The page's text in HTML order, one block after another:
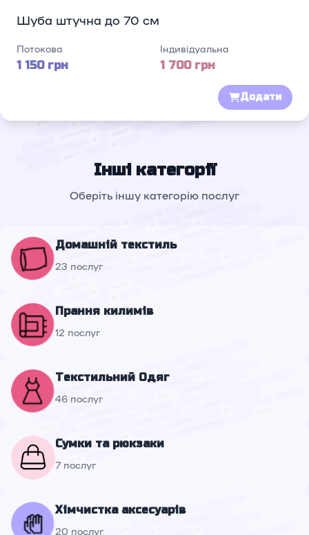
Шуба штучна до 70 см
Потокова
1 150 грн
Індивідуальна
1 700 грн
Додати
Інші категорії
Оберіть іншу категорію послуг
Домашній текстиль
23 послуг
Прання килимів
12 послуг
Текстильний Одяг
46 послуг
Сумки та рюкзаки
7 послуг
Хімчистка аксесуарів
20 послуг